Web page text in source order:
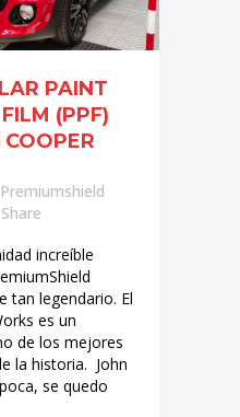
PAINT
(PPF)
Premiumshield
Share
increíble
tan legendario. El
es un
de los mejores
la historia. John
se quedo